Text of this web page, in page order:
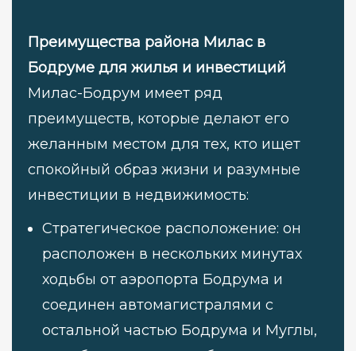
Преимущества района Милас в
Бодруме для жилья и инвестиций
Милас-Бодрум имеет ряд
преимуществ, которые делают его
желанным местом для тех, кто ищет
спокойный образ жизни и разумные
инвестиции в недвижимость:
Стратегическое расположение: он
расположен в нескольких минутах
ходьбы от аэропорта Бодрума и
соединен автомагистралями с
остальной частью Бодрума и Муглы,